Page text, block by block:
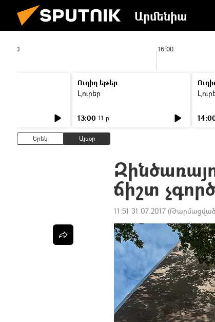
Արմենիա
15:00 16:00
Ուղիղ եթեր
Լուրեր
13:00 11 ր
Երեկ Այսօր
ճիշտ
11:51 31.07.2017 (Թարմացված